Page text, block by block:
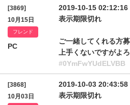
[3869]
10月15日
フレンド
PC
2019-10-15 02:12:16
表示期限切れ
ご一緒してくれる方
上手くないですがよ
#0YmFwYUdELVBB
[3868]
10月03日
2019-10-03 20:43:58
表示期限切れ